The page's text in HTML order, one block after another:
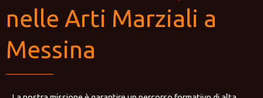
nelle Arti Marziali a
Messina